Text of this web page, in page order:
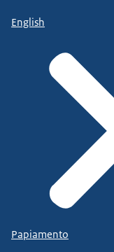
English
Papiamento